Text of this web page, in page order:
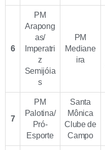
6
PM
Arapong
as/
Imperatri
z
Semijóia
s
PM
Mediane
ira
7
PM
Palotina/
Pró-
Esporte
Santa
Mônica
Clube de
Campo